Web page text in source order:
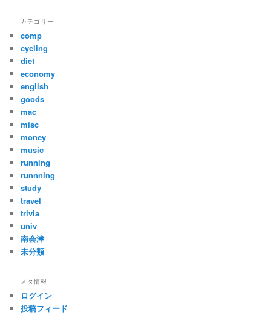
カテゴリー
comp
cycling
diet
economy
english
goods
mac
misc
money
music
running
runnning
study
travel
trivia
univ
南会津
未分類
メタ情報
ログイン
投稿フィード